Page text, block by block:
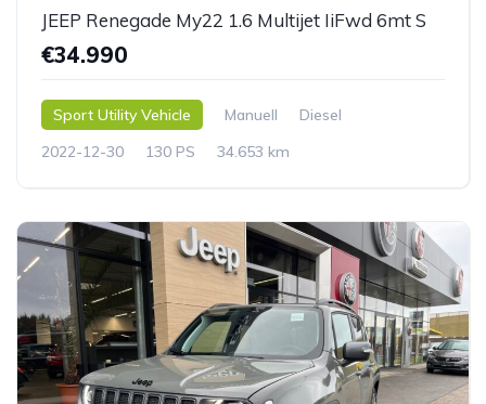
JEEP Renegade My22 1.6 Multijet IiFwd 6mt S
€34.990
Sport Utility Vehicle Manuell
Diesel
2022-12-30
130 PS 34.653 km